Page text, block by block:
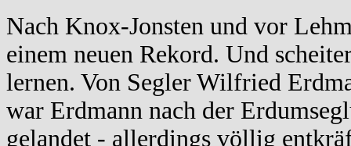
Nach Knox-Jonsten und vor
einem neuen Rekord. Und
lernen. Von Segler Wilfried
war Erdmann nach der
gelandet - allerdings völlig